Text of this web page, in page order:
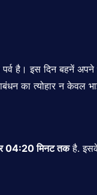
है। इस दिन बहनें
का त्योहार न केवल
04:20 मिनट तकहै.